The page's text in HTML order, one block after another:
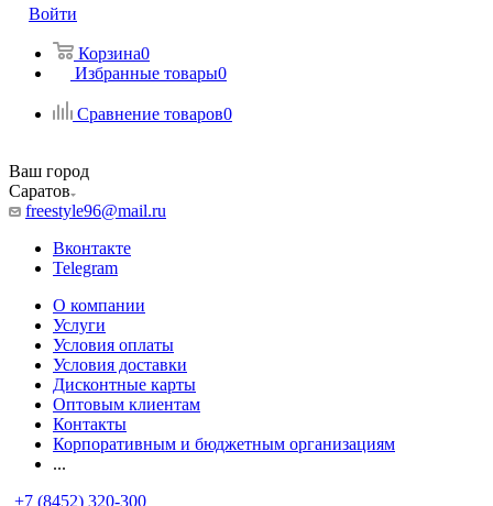
Войти
Корзина0
Избранные товары0
Сравнение товаров0
Ваш город
Саратов
freestyle96@mail.ru
Вконтакте
Telegram
О компании
Услуги
Условия оплаты
Условия доставки
Дисконтные карты
Оптовым клиентам
Контакты
Корпоративным и бюджетным организациям
...
+7 (8452) 320-300